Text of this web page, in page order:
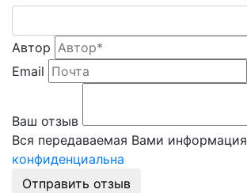
Автор
Email
Ваш отзыв
Вся передаваемая Вами информация
конфиденциальна
Отправить отзыв